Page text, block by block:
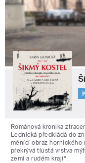
Románová kronika
Lednická předkládá do
měnící obraz hornického
překrývá tlustá vrstva
zemi a rudém kraji“.